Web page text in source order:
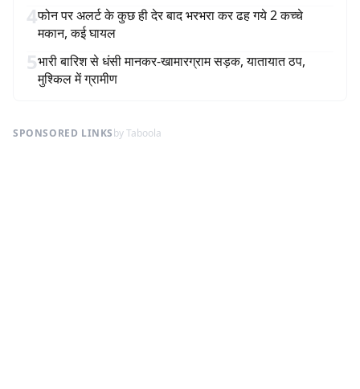
4फोन पर अलर्ट के कुछ ही देर बाद भरभरा कर ढह गये 2 कच्चे
मकान, कई घायल
5भारी बारिश से धंसी मानकर-खामारग्राम सड़क, यातायात ठप,
मुश्किल में ग्रामीण
SPONSORED LINKSby Taboola